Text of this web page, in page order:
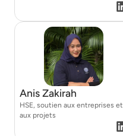
Anis Zakirah
HSE, soutien aux entreprises et
aux projets